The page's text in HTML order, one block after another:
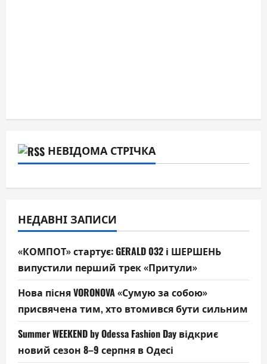
НЕВІДОМА СТРІЧКА
НЕДАВНІ ЗАПИСИ
«КОМПОТ» стартує: GERALD 032 і ШЕРШЕНЬ
випустили перший трек «Притули»
Нова пісня VORONOVA «Сумую за собою»
присвячена тим, хто втомився бути сильним
Summer WEEKEND by Odessa Fashion Day відкриє
новий сезон 8–9 серпня в Одесі